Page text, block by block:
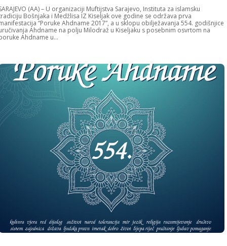
(AA) – U organizaciji Muftijstva Sarajevo, Instituta za islamsku
Bošnjaka i Medžlisa IZ Kiseljak ove godine se održava prva
“Poruke Ahdname 2017”, a u sklopu obilježavanja 554. godišnjice
Ahdname na polju Milodraž u Kiseljaku s posebnim osvrtom na
Ahdname u...